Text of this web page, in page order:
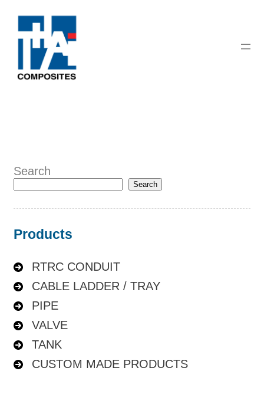
Search
Search
Products
RTRC CONDUIT
CABLE LADDER / TRAY
PIPE
VALVE
TANK
CUSTOM MADE PRODUCTS